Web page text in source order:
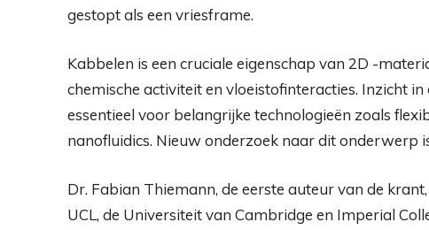
gestopt als een vriesframe.
Kabbelen is een cruciale eigenschap van 2D -
chemische activiteit en vloeistofinteracties. Inzicht
essentieel voor belangrijke technologieën zoals
nanofluidics. Nieuw onderzoek naar dit onderwerp
Dr. Fabian Thiemann, de eerste auteur van de
UCL, de Universiteit van Cambridge en Imperial